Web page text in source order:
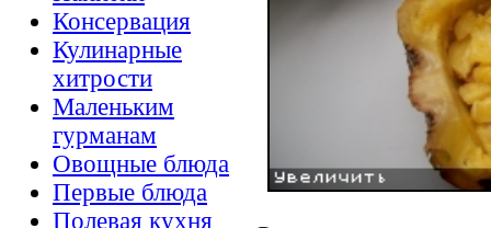
Консервация
Кулинарные
хитрости
Маленьким
гурманам
Овощные блюда
Первые блюда
Полевая кухня